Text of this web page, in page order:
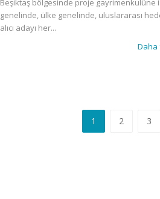
Beşiktaş bölgesinde proje gayrimenkulüne
genelinde, ülke genelinde, uluslararası
alıcı adayı her...
Daha
1 2 3